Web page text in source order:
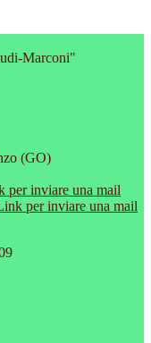
Marconi"
(GO)
per inviare una mail
per inviare una mail